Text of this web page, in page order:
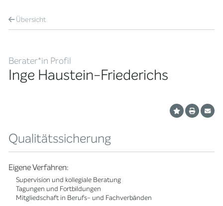
Übersicht
Berater*in Profil
Inge Haustein-Friederichs
Qualitätssicherung
Eigene Verfahren:
Supervision und kollegiale Beratung
Tagungen und Fortbildungen
Mitgliedschaft in Berufs- und Fachverbänden